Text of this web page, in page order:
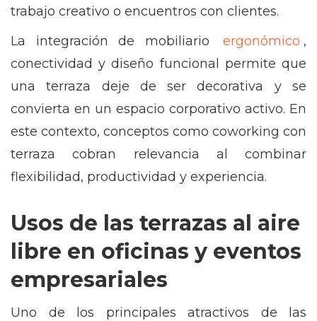
trabajo creativo o encuentros con clientes.
La integración de mobiliario
ergonómico ,
conectividad y diseño funcional permite que
una terraza deje de ser decorativa y se
convierta en un espacio corporativo activo. En
este contexto, conceptos como coworking con
terraza cobran relevancia al combinar
flexibilidad, productividad y experiencia.
Usos de las terrazas al aire
libre en oficinas y eventos
empresariales
Uno de los principales atractivos de las